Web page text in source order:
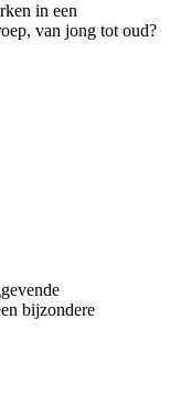
in een
van jong tot oud?
bijzondere